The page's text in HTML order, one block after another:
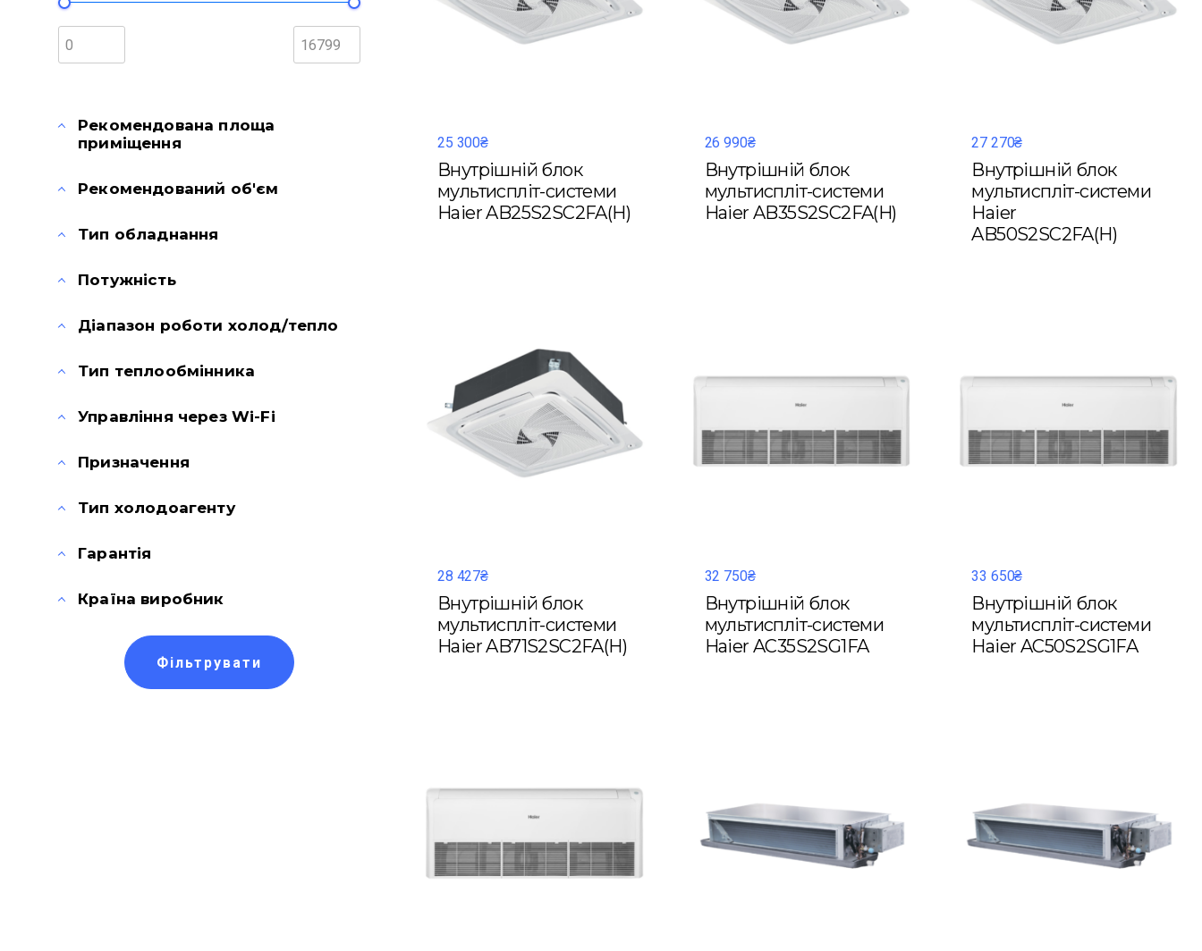
Рекомендована площа
приміщення
Рекомендований об'єм
Тип обладнання
Потужність
Діапазон роботи холод/тепло
Тип теплообмінника
Управління через Wi-Fi
Призначення
Тип холодоагенту
Гарантія
Країна виробник
Фільтрувати
25 300₴
Внутрішній блок
мультиспліт-системи
Haier AB25S2SC2FA(H)
26 990₴
Внутрішній блок
мультиспліт-системи
Haier AB35S2SC2FA(H)
27 270₴
Внутрішній блок
мультиспліт-системи
Haier
AB50S2SC2FA(H)
28 427₴
Внутрішній блок
мультиспліт-системи
Haier AB71S2SC2FA(H)
32 750₴
Внутрішній блок
мультиспліт-системи
Haier AC35S2SG1FA
33 650₴
Внутрішній блок
мультиспліт-системи
Haier AC50S2SG1FA